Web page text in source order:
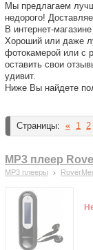
Мы предлагаем
недорого!
В интернет-
Хороший или даже
фотокамерой или с
оставить свои
удивит.
Ниже Вы найдете
Страницы: « 1 2
MP3 плеер
MP3 плееры